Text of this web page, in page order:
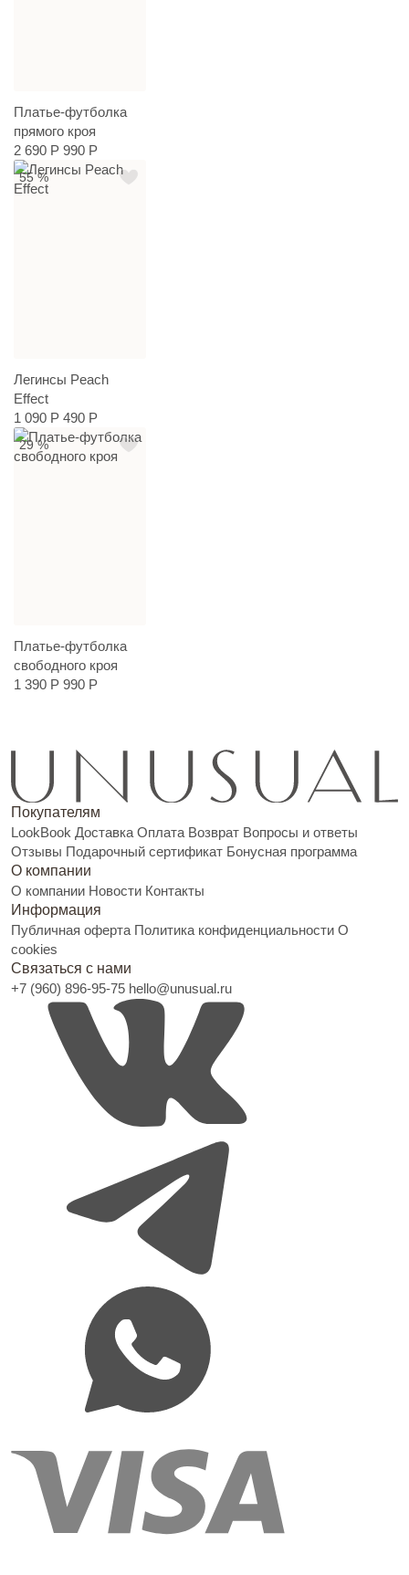
Платье-футболка
прямого кроя
2 690 Р 990 Р
55 %
Легинсы Peach
Effect
1 090 Р 490 Р
29 %
Платье-футболка
свободного кроя
1 390 Р 990 Р
Покупателям
LookBook Доставка Оплата Возврат Вопросы и ответы
Отзывы Подарочный сертификат Бонусная программа
О компании
О компании Новости Контакты
Информация
Публичная оферта Политика конфиденциальности О
cookies
Связаться с нами
+7 (960) 896-95-75 hello@unusual.ru